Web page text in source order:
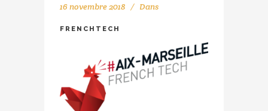
16 novembre 2018 Dans
FRENCHTECH